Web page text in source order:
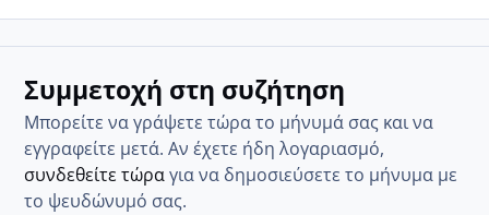
Συμμετοχή στη συζήτηση
Μπορείτε να γράψετε τώρα το μήνυμά σας και να
εγγραφείτε μετά. Αν έχετε ήδη λογαριασμό,
συνδεθείτε τώραγια να δημοσιεύσετε το μήνυμα με
το ψευδώνυμό σας.